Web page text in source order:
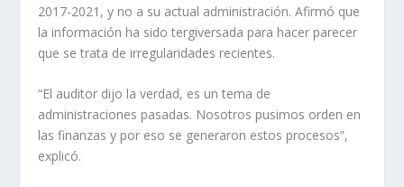
2017-2021, y no a su actual administración. Afirmó que
la información ha sido tergiversada para hacer parecer
que se trata de irregularidades recientes.
“El auditor dijo la verdad, es un tema de
administraciones pasadas. Nosotros pusimos orden en
las finanzas y por eso se generaron estos procesos”,
explicó.